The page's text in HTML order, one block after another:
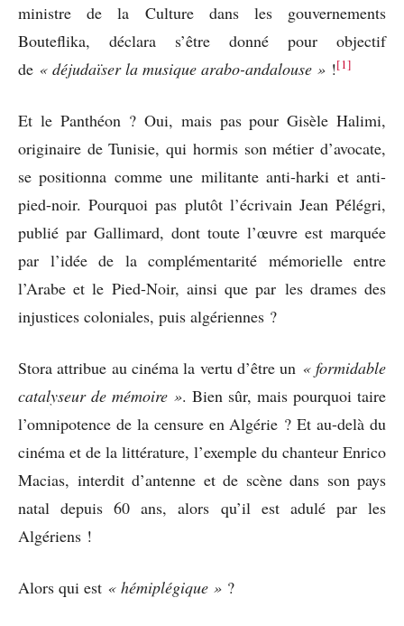
ministre de la Culture dans les gouvernements
Bouteflika, déclara s’être donné pour objectif
de « déjudaïser la musique arabo-andalouse » ![1]
Et le Panthéon ? Oui, mais pas pour Gisèle Halimi,
originaire de Tunisie, qui hormis son métier d’avocate,
se positionna comme une militante anti-harki et anti-
pied-noir. Pourquoi pas plutôt l’écrivain Jean Pélégri,
publié par Gallimard, dont toute l’œuvre est marquée
par l’idée de la complémentarité mémorielle entre
l’Arabe et le Pied-Noir, ainsi que par les drames des
injustices coloniales, puis algériennes ?
Stora attribue au cinéma la vertu d’être un « formidable
catalyseur de mémoire ». Bien sûr, mais pourquoi taire
l’omnipotence de la censure en Algérie ? Et au-delà du
cinéma et de la littérature, l’exemple du chanteur Enrico
Macias, interdit d’antenne et de scène dans son pays
natal depuis 60 ans, alors qu’il est adulé par les
Algériens !
Alors qui est « hémiplégique » ?